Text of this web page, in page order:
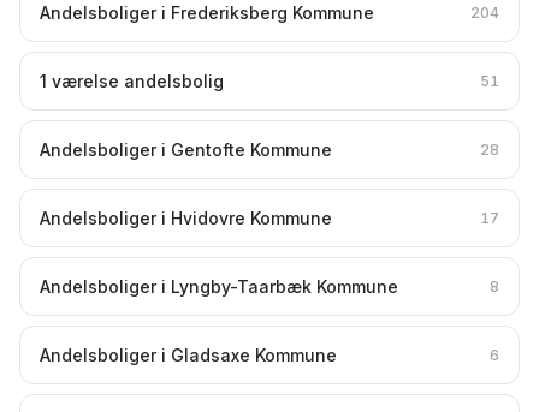
Andelsboliger i Frederiksberg Kommune 204
1 værelse andelsbolig 51
Andelsboliger i Gentofte Kommune 28
Andelsboliger i Hvidovre Kommune 17
Andelsboliger i Lyngby-Taarbæk Kommune 8
Andelsboliger i Gladsaxe Kommune 6